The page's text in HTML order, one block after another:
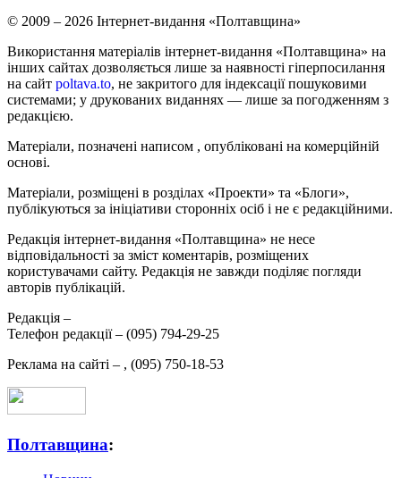
© 2009 – 2026 Інтернет-видання «Полтавщина»
Використання матеріалів інтернет-видання «Полтавщина» на
інших сайтах дозволяється лише за наявності гіперпосилання
на сайт poltava.to, не закритого для індексації пошуковими
системами; у друкованих виданнях — лише за погодженням з
редакцією.
Матеріали, позначені написом , опубліковані на комерційній
основі.
Матеріали, розміщені в розділах «Проекти» та «Блоги»,
публікуються за ініціативи сторонніх осіб і не є редакційними.
Редакція інтернет-видання «Полтавщина» не несе
відповідальності за зміст коментарів, розміщених
користувачами сайту. Редакція не завжди поділяє погляди
авторів публікацій.
Редакція –
Телефон редакції – (095) 794-29-25
Реклама на сайті – , (095) 750-18-53
Полтавщина: